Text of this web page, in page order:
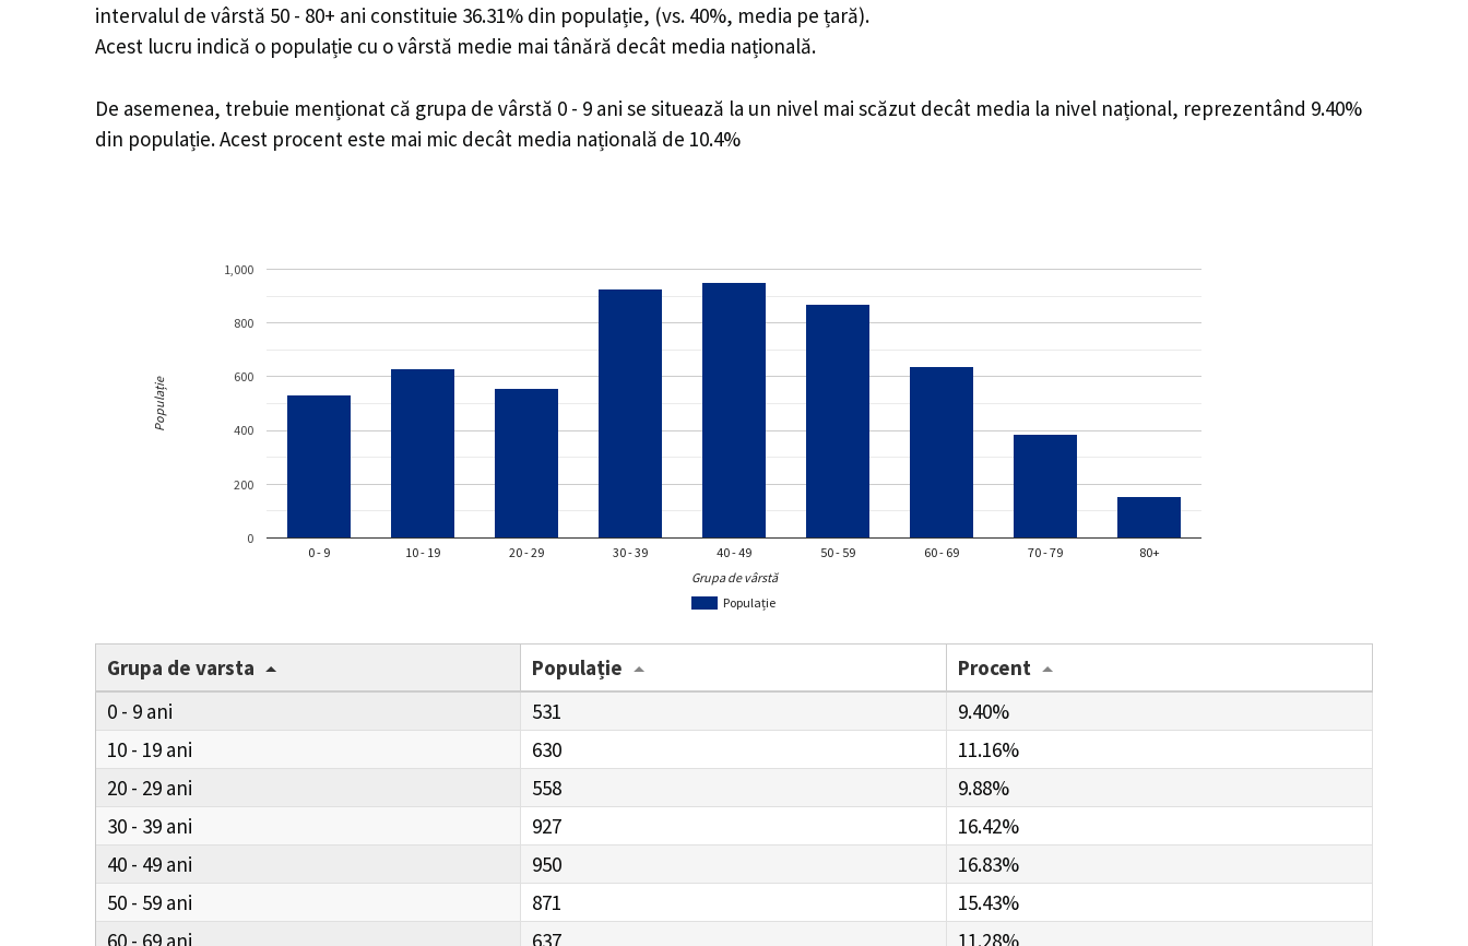
intervalul de vârstă 50 - 80+ ani constituie 36.31% din populație, (vs. 40%, media pe țară).
Acest lucru indică o populație cu o vârstă medie mai tânără decât media națională.
De asemenea, trebuie menționat că grupa de vârstă 0 - 9 ani se situează la un nivel mai scăzut decât media la nivel național, reprezentând 9.40%
din populație. Acest procent este mai mic decât media națională de 10.4%
Populație
0 - 9 10 - 19 20 - 29 30 - 39 40 - 49 50 - 59 60 - 69 70 - 79 80+
0
200
400
600
800
1,000
Grupa de vârstă
Populație
Grupa de varsta Populație
Procent
0 - 9
531
9.40%
10 - 19
630
11.16%
20 - 29
558
9.88%
30 - 39
927
16.42%
40 - 49
950
16.83%
50 - 59
871
15.43%